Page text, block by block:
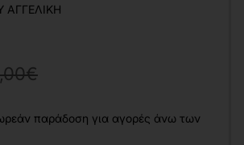
παράδοση για αγορές άνω των